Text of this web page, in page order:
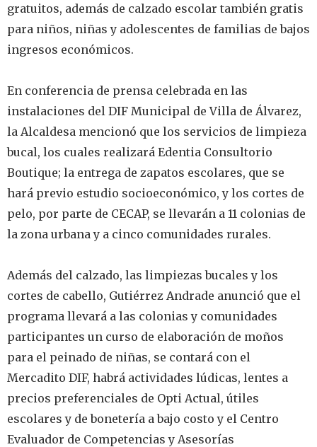
gratuitos, además de calzado escolar también gratis
para niños, niñas y adolescentes de familias de bajos
ingresos económicos.
‎En conferencia de prensa celebrada en las
instalaciones del DIF Municipal de Villa de Álvarez,
la Alcaldesa mencionó que los servicios de limpieza
bucal, los cuales realizará Edentia Consultorio
Boutique; la entrega de zapatos escolares, que se
hará previo estudio socioeconómico, y los cortes de
pelo, por parte de CECAP, se llevarán a 11 colonias de
la zona urbana y a cinco comunidades rurales.
‎Además del calzado, las limpiezas bucales y los
cortes de cabello, Gutiérrez Andrade anunció que el
programa llevará a las colonias y comunidades
participantes un curso de elaboración de moños
para el peinado de niñas, se contará con el
Mercadito DIF, habrá actividades lúdicas, lentes a
precios preferenciales de Opti Actual, útiles
escolares y de bonetería a bajo costo y el Centro
Evaluador de Competencias y Asesorías